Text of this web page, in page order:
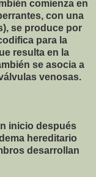
comienza en
con una
se produce por
para la
resulta en la
se asocia a
venosas.
inicio después
hereditario
desarrollan